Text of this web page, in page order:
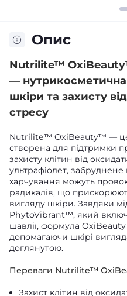
Опис
Nutrilite™
—
шкіри та захисту
стресу
Nutrilite™ OxiBeauty™ — це
створена для підтримки
захисту клітин від
ультрафіолет,
харчування можуть
радикалів, що
вигляду шкіри. Завдяки
PhytoVibrant™, який
шавлії, формула
допомагаючи шкірі
доглянутою.
Переваги Nutrilite™
Захист клітин від